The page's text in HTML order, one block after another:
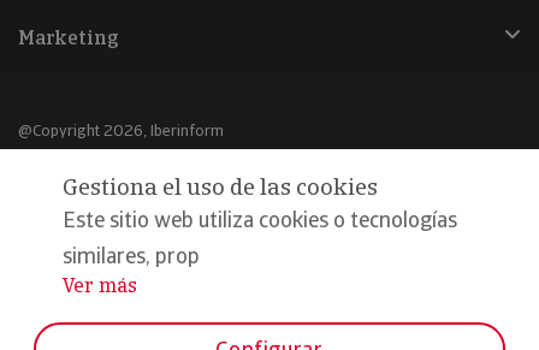
Marketing
@Copyright 2026, Iberinform
Aviso legal
Política de cookies
Declaración de privacidad
Gestiona el uso de las cookies
Este sitio web utiliza cookies o tecnologías
similares, prop
...
Ver más